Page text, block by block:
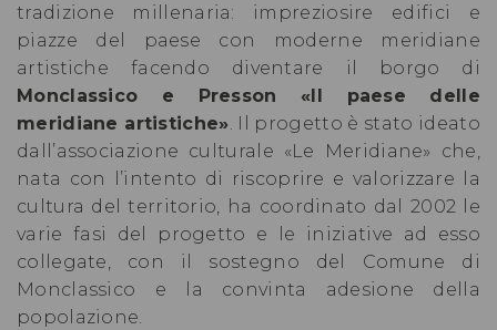
tradizione millenaria: impreziosire edifici e
piazze del paese con moderne meridiane
artistiche facendo diventare il borgo di
Monclassico e Presson «Il paese delle
meridiane artistiche». Il progetto è stato ideato
dall’associazione culturale «Le Meridiane» che,
nata con l’intento di riscoprire e valorizzare la
cultura del territorio, ha coordinato dal 2002 le
varie fasi del progetto e le iniziative ad esso
collegate, con il sostegno del Comune di
Monclassico e la convinta adesione della
popolazione.